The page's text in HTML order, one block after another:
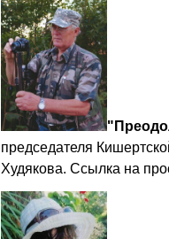
председателя
Худякова. Ссылка на